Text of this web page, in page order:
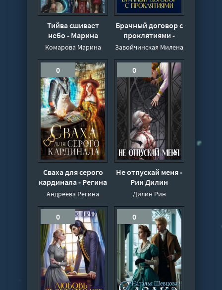
Тийва сшивает
небо - Марина
Комарова
Комарова Марина
Брачный договор с
проклятиями -
Милена
Завойчинская Милена
0
Сваха для серого
кардинала - Регина
Андреева
Андреева Регина
0
Не отпускай меня -
Рин Дилин
Дилин Рин
0 0